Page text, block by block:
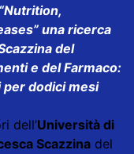
una ricerca
del
e del Farmaco:
dodici mesi
dell’Università di
Scazzina del